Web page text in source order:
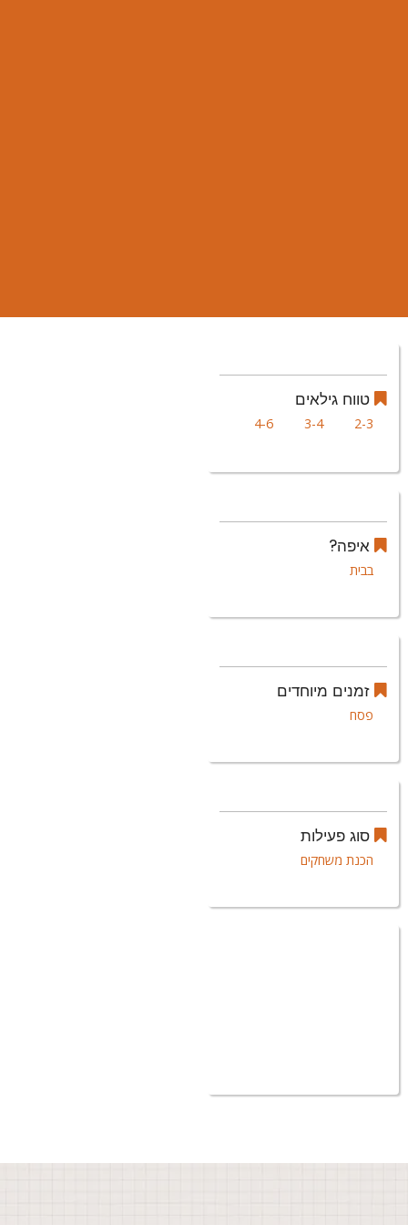
טווח גילאים
2-3
3-4
4-6
איפה?
בבית
זמנים מיוחדים
פסח
סוג פעילות
הכנת משחקים